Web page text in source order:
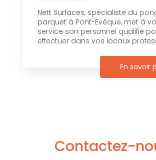
Nett Surfaces, spécialiste du
parquet à Pont-Evêque, met à
service son personnel qualifié
effectuer dans vos locaux
En savoir
Contactez-